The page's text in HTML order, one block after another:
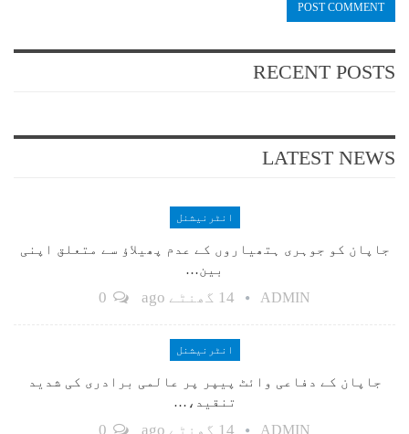
RECENT POSTS
LATEST NEWS
انٹرنیشنل
جاپان کو جوہری ہتھیاروں کے عدم پھیلاؤ سے متعلق اپنی
بین…
ADMIN 14 گھنٹے ago
انٹرنیشنل
جاپان کے دفاعی وائٹ پیپر پر عالمی برادری کی شدید
تنقید،…
ADMIN 14 گھنٹے ago